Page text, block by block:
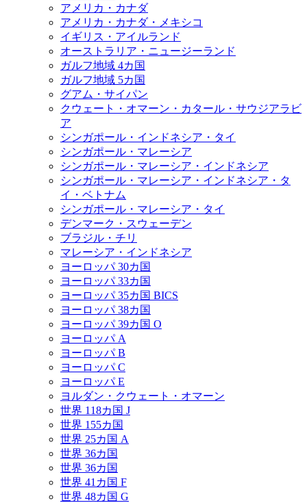
アメリカ・カナダ
アメリカ・カナダ・メキシコ
イギリス・アイルランド
オーストラリア・ニュージーランド
ガルフ地域 4カ国
ガルフ地域 5カ国
グアム・サイパン
クウェート・オマーン・カタール・サウジアラビ
ア
シンガポール・インドネシア・タイ
シンガポール・マレーシア
シンガポール・マレーシア・インドネシア
シンガポール・マレーシア・インドネシア・タ
イ・ベトナム
シンガポール・マレーシア・タイ
デンマーク・スウェーデン
ブラジル・チリ
マレーシア・インドネシア
ヨーロッパ 30カ国
ヨーロッパ 33カ国
ヨーロッパ 35カ国 BICS
ヨーロッパ 38カ国
ヨーロッパ 39カ国 O
ヨーロッパ A
ヨーロッパ B
ヨーロッパ C
ヨーロッパ E
ヨルダン・クウェート・オマーン
世界 118カ国 J
世界 155カ国
世界 25カ国 A
世界 36カ国
世界 36カ国
世界 41カ国 F
世界 48カ国 G